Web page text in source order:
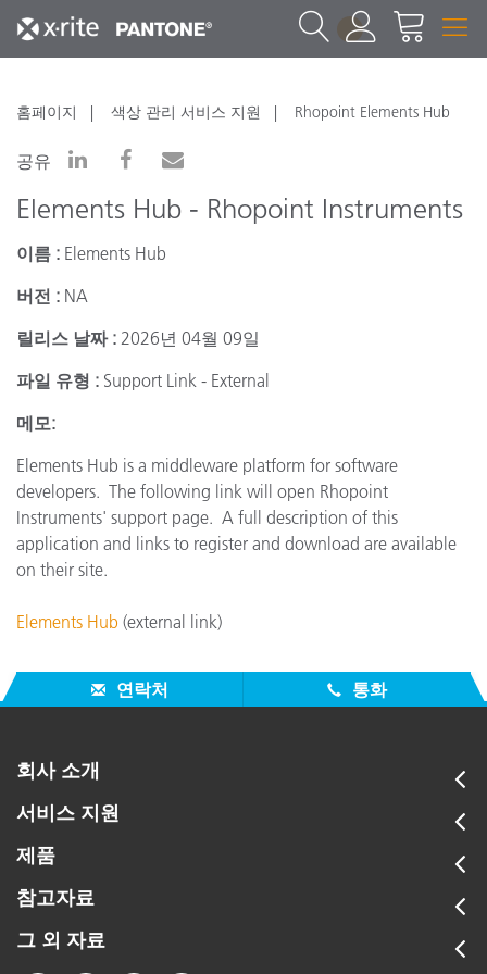
1
홈페이지 색상 관리 서비스 지원 Rhopoint Elements Hub
공유
Elements Hub - Rhopoint Instruments
이름 : Elements Hub
버전 : NA
릴리스 날짜 : 2026년 04월 09일
파일 유형 : Support Link - External
메모:
Elements Hub is a middleware platform for software
developers. The following link will open Rhopoint
Instruments' support page. A full description of this
application and links to register and download are available
on their site.
Elements Hub (external link)
연락처 통화
회사 소개
서비스 지원
제품
참고자료
그 외 자료